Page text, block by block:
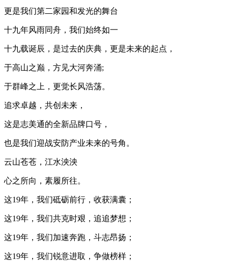
更是我们第二家园和发光的舞台
十九年风雨同舟，我们始终如一
十九载诞辰，是过去的庆典，更是未来的起点，
于高山之巅，方见大河奔涌;
于群峰之上，更觉长风浩荡。
追求卓越，共创未来，
这是志美通的全新品牌口号，
也是我们迎战安防产业未来的号角。
云山苍苍，江水泱泱
心之所向，素履所往。
这19年，我们砥砺前行，收获满囊；
这19年，我们共克时艰，追追梦想；
这19年，我们加速奔跑，斗志昂扬；
这19年，我们锐意进取，争做榜样；